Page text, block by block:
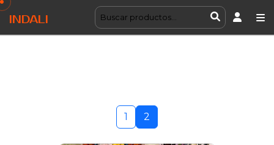
INDALI
1 2